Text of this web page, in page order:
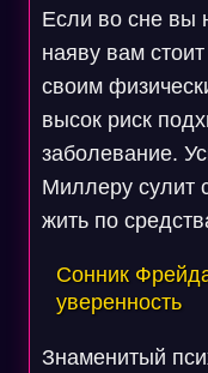
Если во сне вы
наяву вам
своим
высок риск
заболевание.
Миллеру сулит
жить по
Сонник
уверенность
Знаменитый